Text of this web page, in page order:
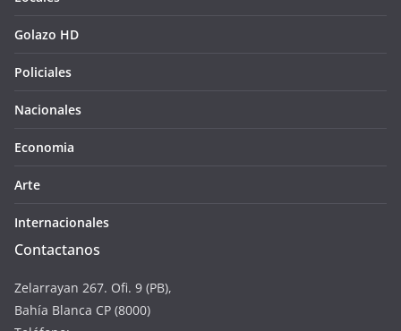
Golazo HD
Policiales
Nacionales
Economia
Arte
Internacionales
Contactanos
Zelarrayan 267. Ofi. 9 (PB),
Bahía Blanca CP (8000)